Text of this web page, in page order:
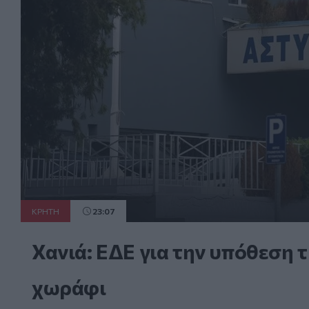
ΚΡΗΤΗ 23:07
Χανιά: ΕΔΕ για την υπόθεση
χωράφι